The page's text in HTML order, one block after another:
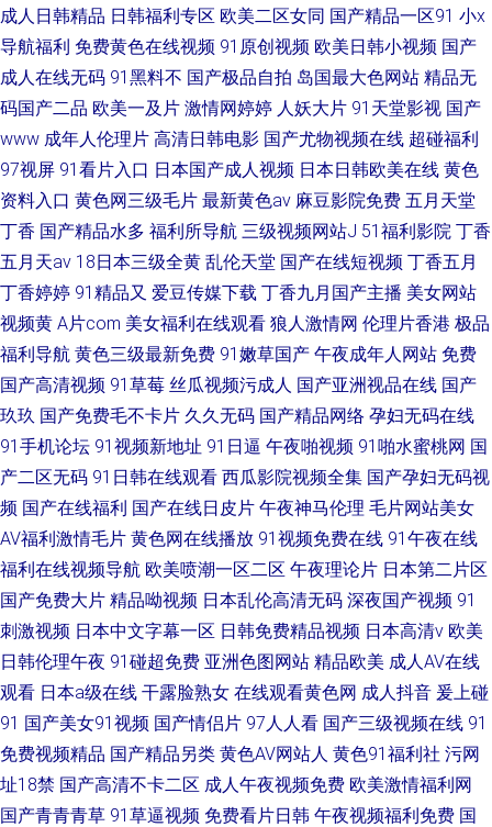
成人日韩精品 日韩福利专区 欧美二区女同 国产精品一区91 小x
导航福利 免费黄色在线视频 91原创视频 欧美日韩小视频 国产
成人在线无码 91黑料不 国产极品自拍 岛国最大色网站 精品无
码国产二品 欧美一及片 激情网婷婷 人妖大片 91天堂影视 国产
www 成年人伦理片 高清日韩电影 国产尤物视频在线 超碰福利
97视屏 91看片入口 日本国产成人视频 日本日韩欧美在线 黄色
资料入口 黄色网三级毛片 最新黄色av 麻豆影院免费 五月天堂
丁香 国产精品水多 福利所导航 三级视频网站J 51福利影院 丁香
五月天av 18日本三级全黄 乱伦天堂 国产在线短视频 丁香五月
丁香婷婷 91精品又 爱豆传媒下载 丁香九月国产主播 美女网站
视频黄 A片com 美女福利在线观看 狼人激情网 伦理片香港 极品
福利导航 黄色三级最新免费 91嫩草国产 午夜成年人网站 免费
国产高清视频 91草莓 丝瓜视频污成人 国产亚洲视品在线 国产
玖玖 国产免费毛不卡片 久久无码 国产精品网络 孕妇无码在线
91手机论坛 91视频新地址 91日逼 午夜啪视频 91啪水蜜桃网 国
产二区无码 91日韩在线观看 西瓜影院视频全集 国产孕妇无码视
频 国产在线福利 国产在线日皮片 午夜神马伦理 毛片网站美女
AV福利激情毛片 黄色网在线播放 91视频免费在线 91午夜在线
福利在线视频导航 欧美喷潮一区二区 午夜理论片 日本第二片区
国产免费大片 精品呦视频 日本乱伦高清无码 深夜国产视频 91
刺激视频 日本中文字幕一区 日韩免费精品视频 日本高清v 欧美
日韩伦理午夜 91碰超免费 亚洲色图网站 精品欧美 成人AV在线
观看 日本a级在线 干露脸熟女 在线观看黄色网 成人抖音 爰上碰
91 国产美女91视频 国产情侣片 97人人看 国产三级视频在线 91
免费视频精品 国产精品另类 黄色AV网站人 黄色91福利社 污网
址18禁 国产高清不卡二区 成人午夜视频免费 欧美激情福利网
国产青青青草 91草逼视频 免费看片日韩 午夜视频福利免费 国